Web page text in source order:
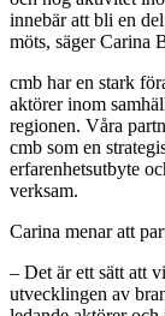
innebär att bli en
möts, säger Carina
cmb har en stark
aktörer inom
regionen. Våra
cmb som en
erfarenhetsutbyte
verksam.
Carina menar att
– Det är ett sätt att
utvecklingen av